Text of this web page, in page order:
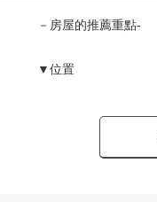
－房屋的推薦重點-
▼位置
・土地面積是約